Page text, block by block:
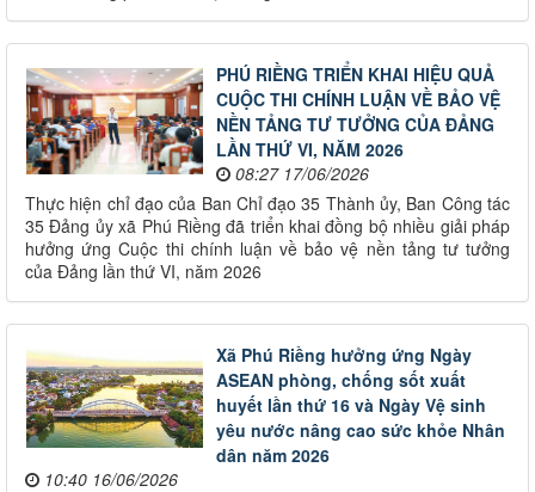
PHÚ RIỀNG TRIỂN KHAI HIỆU QUẢ
CUỘC THI CHÍNH LUẬN VỀ BẢO VỆ
NỀN TẢNG TƯ TƯỞNG CỦA ĐẢNG
LẦN THỨ VI, NĂM 2026
08:27 17/06/2026
Thực hiện chỉ đạo của Ban Chỉ đạo 35 Thành ủy, Ban Công tác
35 Đảng ủy xã Phú Riềng đã triển khai đồng bộ nhiều giải pháp
hưởng ứng Cuộc thi chính luận về bảo vệ nền tảng tư tưởng
của Đảng lần thứ VI, năm 2026
Xã Phú Riềng hưởng ứng Ngày
ASEAN phòng, chống sốt xuất
huyết lần thứ 16 và Ngày Vệ sinh
yêu nước nâng cao sức khỏe Nhân
dân năm 2026
10:40 16/06/2026